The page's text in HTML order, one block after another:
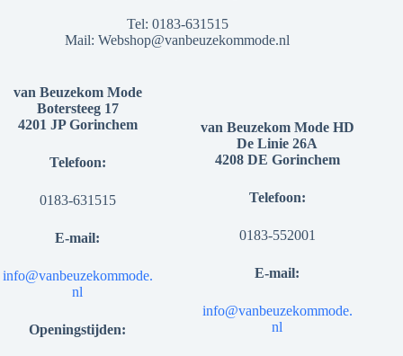
Tel: 0183-631515
Mail:Webshop@vanbeuzekommode.nl
van Beuzekom Mode
Botersteeg 17
4201 JP Gorinchem
Telefoon:
0183-631515
E-mail:
info@vanbeuzekommode.
nl
Openingstijden:
van Beuzekom Mode HD
De Linie 26A
4208 DE Gorinchem
Telefoon:
0183-552001
E-mail:
info@vanbeuzekommode.
nl